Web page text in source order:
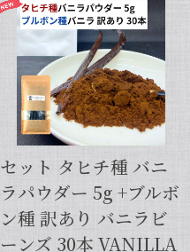
セット タヒチ種 バニ
ラパウダー 5g +ブルボ
ン種 訳あり バニラビ
ーンズ 30本 VANILLA